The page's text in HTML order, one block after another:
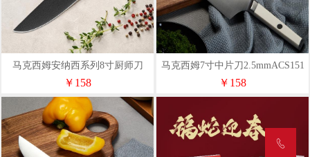
马克西姆安纳西系列8寸厨师刀
ACS158
￥158
马克西姆7寸中片刀2.5mmACS151
￥158